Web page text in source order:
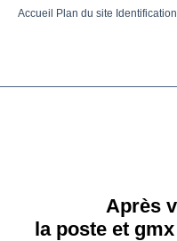
Accueil Plan du site
Après
la poste et